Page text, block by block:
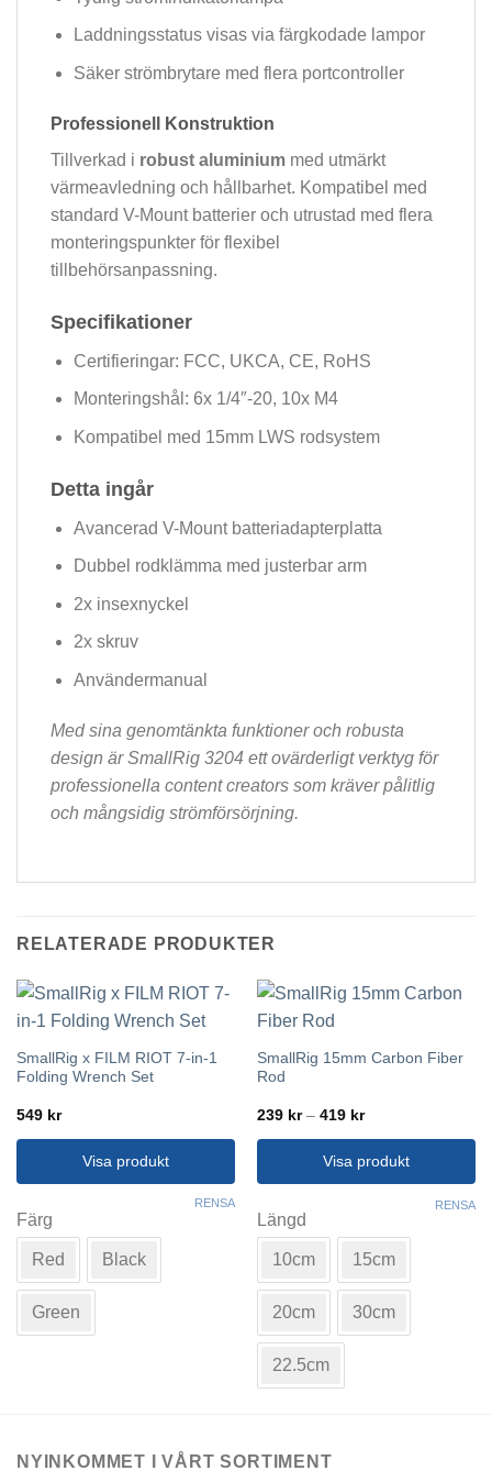
Laddningsstatus visas via färgkodade lampor
Säker strömbrytare med flera portcontroller
Professionell Konstruktion
Tillverkad i robust aluminium med utmärkt
värmeavledning och hållbarhet. Kompatibel med
standard V-Mount batterier och utrustad med flera
monteringspunkter för flexibel
tillbehörsanpassning.
Specifikationer
Certifieringar: FCC, UKCA, CE, RoHS
Monteringshål: 6x 1/4″-20, 10x M4
Kompatibel med 15mm LWS rodsystem
Detta ingår
Avancerad V-Mount batteriadapterplatta
Dubbel rodklämma med justerbar arm
2x insexnyckel
2x skruv
Användermanual
Med sina genomtänkta funktioner och robusta
design är SmallRig 3204 ett ovärderligt verktyg för
professionella content creators som kräver pålitlig
och mångsidig strömförsörjning.
RELATERADE PRODUKTER
SmallRig x FILM RIOT 7-in-1
Folding Wrench Set
549 kr
Visa produkt
här
produkten
har
flera
varianter.
De
produktsidan
Färg
Red Black
Green
RENSA
SmallRig 15mm Carbon Fiber
Rod
239 kr – 419 krPrisintervall:
till
419 kr
Visa produkt
här
produkten
har
flera
varianter.
De
olika
produktsidan
Längd
10cm 15cm
20cm 30cm
22.5cm
RENSA
NYINKOMMET I VÅRT SORTIMENT